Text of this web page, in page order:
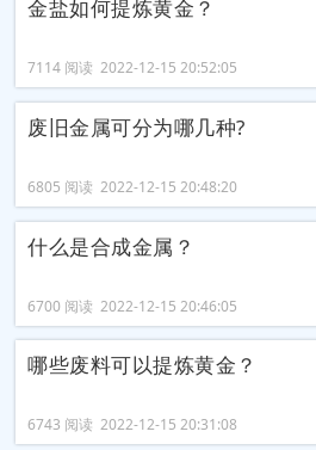
金盐如何提炼黄金？
7114 阅读 2022-12-15 20:52:05
废旧金属可分为哪几种?
6805 阅读 2022-12-15 20:48:20
什么是合成金属？
6700 阅读 2022-12-15 20:46:05
哪些废料可以提炼黄金？
6743 阅读 2022-12-15 20:31:08